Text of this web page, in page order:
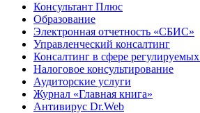
Консультант Плюс
Образование
Электронная отчетность «СБИС»
Управленческий консалтинг
Консалтинг в сфере
Налоговое консультирование
Аудиторские услуги
Журнал «Главная книга»
Антивирус Dr.Web